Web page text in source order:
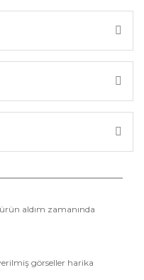
aldım zamanında
görseller harika